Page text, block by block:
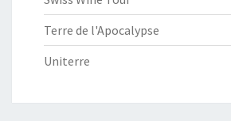
Terre de l'Apocalypse
Uniterre